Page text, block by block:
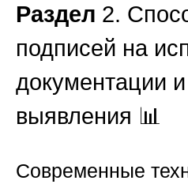
Раздел 2.
подписей на
документации
выявления 📊
Современные